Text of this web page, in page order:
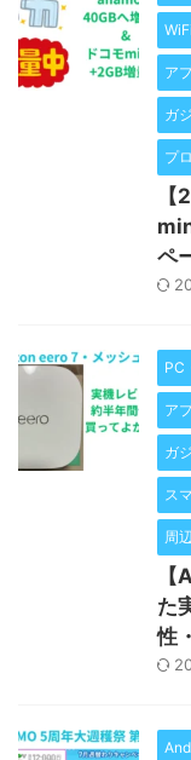
ア
ガ
プ
ペ
PC
ア
ガ
ス
周
た
性